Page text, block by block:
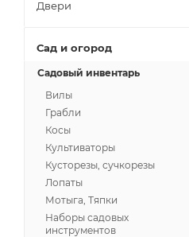
Двери
Сад и огород
Садовый инвентарь
Вилы
Грабли
Косы
Культиваторы
Кусторезы, сучкорезы
Лопаты
Мотыга, Тяпки
Наборы садовых
инструментов